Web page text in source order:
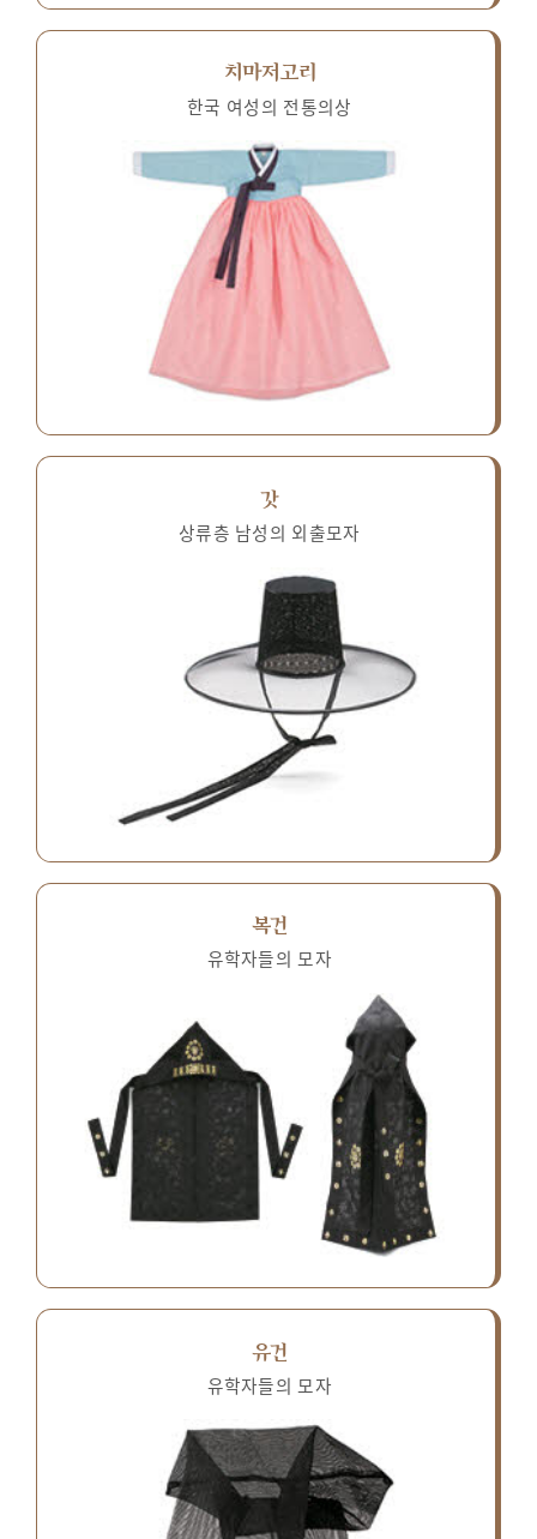
치마저고리
한국 여성의 전통의상
갓
상류층 남성의 외출모자
복건
유학자들의 모자
유건
유학자들의 모자